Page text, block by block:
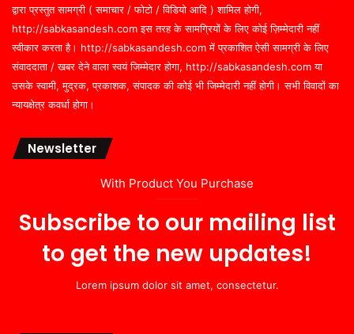
द्वारा प्रस्तुत सामग्री ( समाचार / फोटो / विडियो आदि ) शामिल होगी,
http://sabkasandesh.com इस तरह के सामग्रियों के लिए कोई ज़िम्मेदारी नहीं
स्वीकार करता है। http://sabkasandesh.com में प्रकाशित ऐसी सामग्री के लिए
संवाददाता / खबर देने वाला स्वयं जिम्मेदार होगा, http://sabkasandesh.com या
उसके स्वामी, मुद्रक, प्रकाशक, संपादक की कोई भी जिम्मेदारी नहीं होगी। सभी विवादों का
न्यायक्षेत्र कवर्धा होगा।
Newsletter
With Product You Purchase
Subscribe to our mailing list
to get the new updates!
Lorem ipsum dolor sit amet, consectetur.